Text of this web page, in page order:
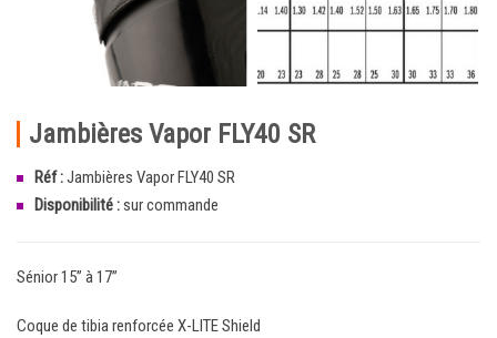
Jambières Vapor FLY40 SR
Réf :Jambières Vapor FLY40 SR
Disponibilité :sur commande
Sénior 15’’ à 17’’
Coque de tibia renforcée X-LITE Shield